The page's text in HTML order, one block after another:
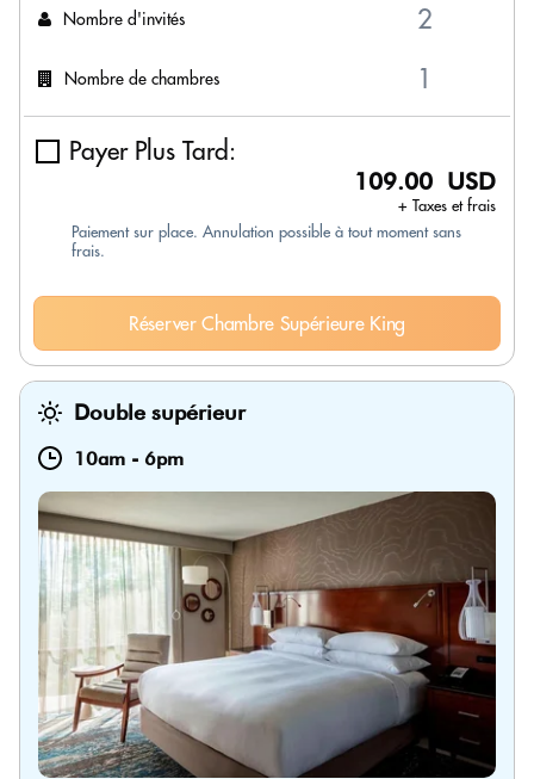
Nombre d'invités
Nombre de chambres
Payer Plus Tard:
109.00 USD
+ Taxes et frais
Paiement sur place. Annulation possible à tout moment sans
frais.
Réserver Chambre Supérieure King
Double supérieur
10am - 6pm